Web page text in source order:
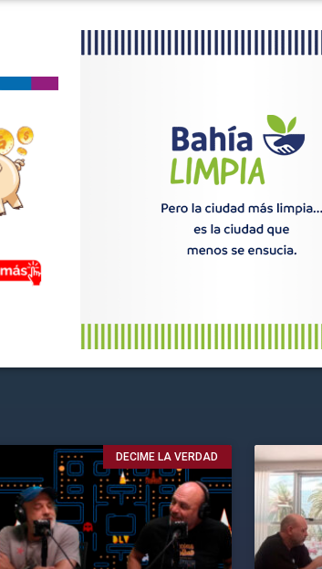
DECIME LA VERDAD